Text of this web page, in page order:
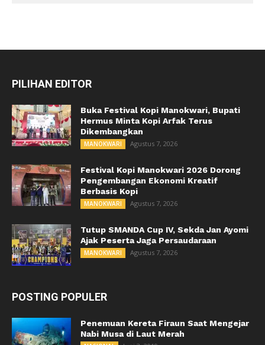
PILIHAN EDITOR
Buka Festival Kopi Manokwari, Bupati
Hermus Minta Kopi Arfak Terus
Dikembangkan
MANOKWARI Agustus 7, 2026
Festival Kopi Manokwari 2026 Dorong
Pengembangan Ekonomi Kreatif
Berbasis Kopi
MANOKWARI Agustus 7, 2026
Tutup SMANDA Cup IV, Sekda Jan Ayomi
Ajak Peserta Jaga Persaudaraan
MANOKWARI Agustus 7, 2026
POSTING POPULER
Penemuan Kereta Firaun Saat Mengejar
Nabi Musa di Laut Merah